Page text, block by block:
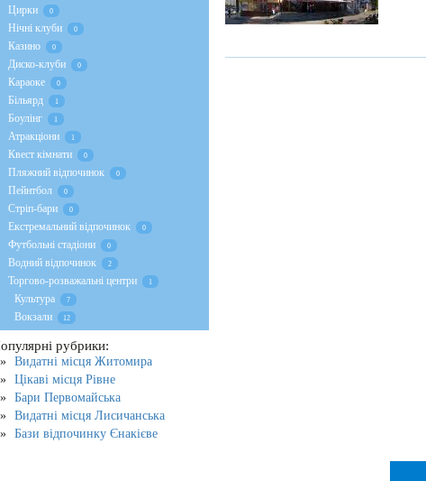
Цирки 0
Нічні клуби 0
Казино 0
Диско-клуби 0
Караоке 0
Більярд 1
Боулінг 1
Атракціони 1
Квест кімнати 0
Пляжний відпочинок 0
Пейнтбол 0
Стрiп-бари 0
Екстремальний відпочинок 0
Футбольні стадіони 0
Водний відпочинок 2
Торгово-розважальні центри 1
Культура 7
Вокзали 12
рубрики:
Видатні місця Житомира
Цікаві місця Рівне
Бари Первомайська
Видатні місця Лисичанська
Бази відпочинку Єнакієве